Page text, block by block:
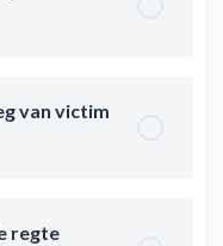
van victim
regte